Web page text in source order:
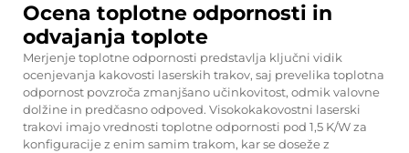
Ocena toplotne odpornosti in
odvajanja toplote
Merjenje toplotne odpornosti predstavlja ključni vidik
ocenjevanja kakovosti laserskih trakov, saj prevelika toplotna
odpornost povzroča zmanjšano učinkovitost, odmik valovne
dolžine in predčasno odpoved. Visokokakovostni laserski
trakovi imajo vrednosti toplotne odpornosti pod 1,5 K/W za
konfiguracije z enim samim trakom, kar se doseže z